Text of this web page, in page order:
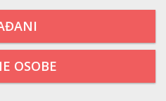
OSOBE